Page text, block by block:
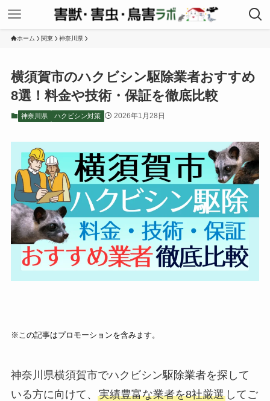
ホーム 関東 神奈川県
横須賀市のハクビシン駆除業者おすすめ
8選！料金や技術・保証を徹底比較
神奈川県 ハクビシン対策 2026年1月28日
※この記事はプロモーションを含みます。
神奈川県横須賀市でハクビシン駆除業者を探して
いる方に向けて、 実績豊富な業者を8社厳選してご